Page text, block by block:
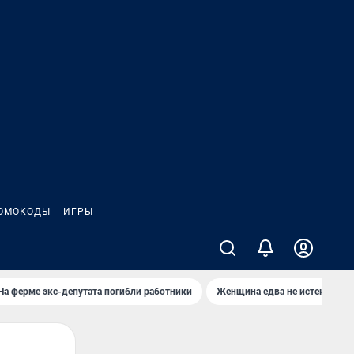
ИГРЫ
ферме экс-депутата погибли работники Женщина едва не истекла